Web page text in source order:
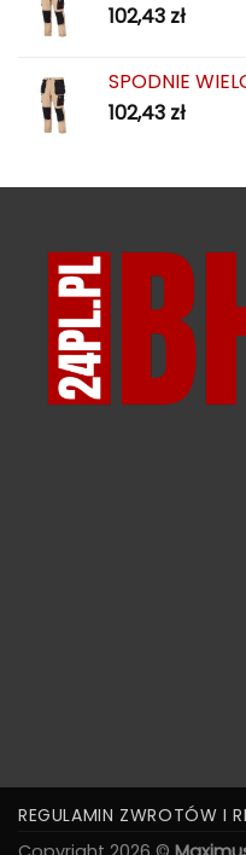
102,43 zł
SPODNIE
102,43 zł
REGULAMIN ZWROTÓW I